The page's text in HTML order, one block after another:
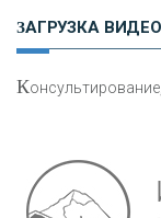
«ПРЕСС-
ЗАГРУЗКА
К